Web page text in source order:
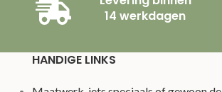
14 werkdagen
HANDIGE LINKS